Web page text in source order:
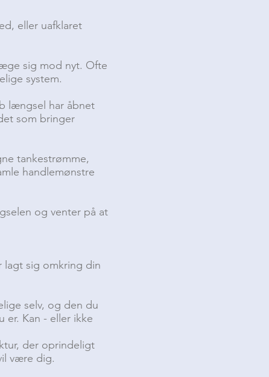
eller uafklaret
sig mod nyt. Ofte
system.
længsel har åbnet
som bringer
tankestrømme,
handlemønstre
og venter på at
lagt sig omkring din
selv, og den du
er. Kan - eller ikke
der oprindeligt
være dig.